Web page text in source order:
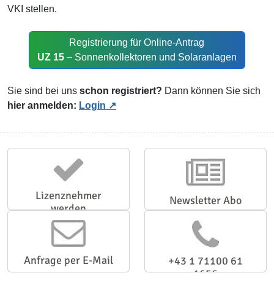
VKI stellen.
Registrierung für Online-Antrag
UZ 15– Sonnenkollektoren und Solaranlagen
Sie sind bei uns schon registriert? Dann können Sie sich
hier anmelden: Login
Lizenznehmer
werden
Newsletter Abo
Anfrage per E-Mail
+43 1 71100 61
1656